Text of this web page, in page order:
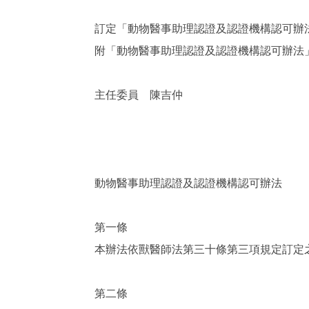
訂定「動物醫事助理認證及認證機構認可辦
附「動物醫事助理認證及認證機構認可辦法」
主任委員 陳吉仲
動物醫事助理認證及認證機構認可辦法
第一條
本辦法依獸醫師法第三十條第三項規定訂定
第二條